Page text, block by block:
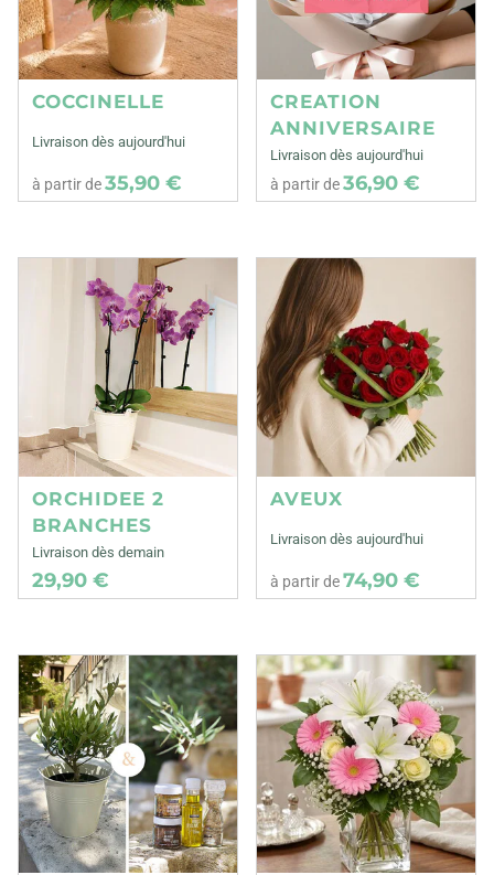
COCCINELLE
Livraison dès aujourd'hui
à partir de35,90 €
CREATION
ANNIVERSAIRE
Livraison dès aujourd'hui
à partir de36,90 €
ORCHIDEE 2
BRANCHES
Livraison dès demain
29,90 €
AVEUX
Livraison dès aujourd'hui
à partir de74,90 €